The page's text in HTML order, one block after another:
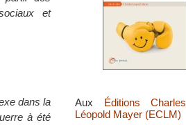
Aux Éditions Charles
Léopold Mayer (ECLM)
et
dans la
à été